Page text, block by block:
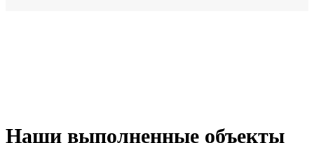
Наши выполненные объекты